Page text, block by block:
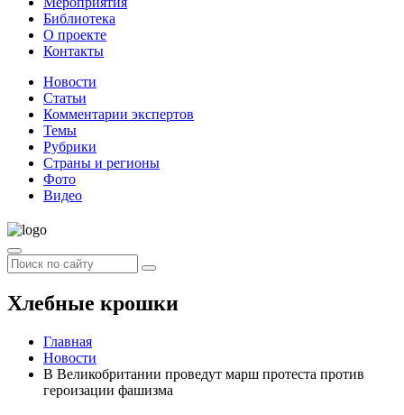
Библиотека
О проекте
Контакты
Новости
Статьи
Комментарии экспертов
Темы
Рубрики
Страны и регионы
Фото
Видео
Хлебные крошки
Главная
Новости
В Великобритании проведут марш протеста против
героизации фашизма